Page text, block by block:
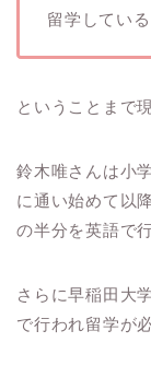
留学している
ということまで
鈴木唯さんは小
に通い始めて以
の半分を英語で
さらに早稲田大
で行われ留学が